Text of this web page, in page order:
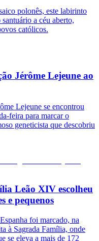
polonês, este labirinto
a céu aberto,
católicos.
Jérôme Lejeune ao
Lejeune se encontrou
feira para marcar o
geneticista que descobriu
Leão XIV escolheu
e pequenos
foi marcado, na
à Sagrada Família, onde
se eleva a mais de 172